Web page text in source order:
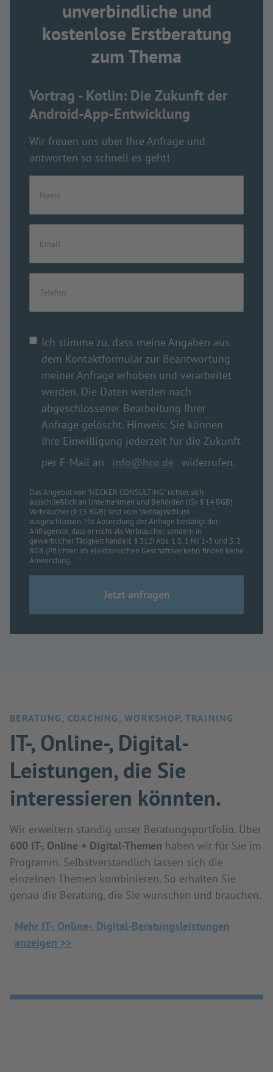
unverbindliche und
kostenlose Erstberatung
zum Thema
Vortrag - Kotlin: Die Zukunft der
Android-App-Entwicklung
Wir freuen uns über Ihre Anfrage und
antworten so schnell es geht!
Ich stimme zu, dass meine Angaben aus
dem Kontaktformular zur Beantwortung
meiner Anfrage erhoben und verarbeitet
werden. Die Daten werden nach
abgeschlossener Bearbeitung Ihrer
Anfrage gelöscht. Hinweis: Sie können
Ihre Einwilligung jederzeit für die Zukunft
per E-Mail an
info@hco.de widerrufen.
Das Angebot von "HECKER CONSULTING" richtet sich
ausschließlich an Unternehmen und Behörden (iSv § 14 BGB).
Verbraucher (§ 13 BGB) sind vom Vertragsschluss
ausgeschlossen. Mit Absendung der Anfrage bestätigt der
Anfragende, dass er nicht als Verbraucher, sondern in
gewerblicher Tätigkeit handelt. § 312i Abs. 1 S. 1 Nr. 1-3 und S. 2
BGB (Pflichten im elektronischen Geschäftsverkehr) finden keine
Anwendung.
BERATUNG, COACHING, WORKSHOP, TRAINING
IT-, Online-, Digital-
Leistungen, die Sie
interessieren könnten.
Wir erweitern ständig unser Beratungsportfolio. Über
600 IT-, Online + Digital-Themen haben wir für Sie im
Programm. Selbstverständlich lassen sich die
einzelnen Themen kombinieren. So erhalten Sie
genau die Beratung, die Sie wünschen und brauchen.
Mehr IT-, Online-, Digital-Beratungsleistungen
anzeigen >>